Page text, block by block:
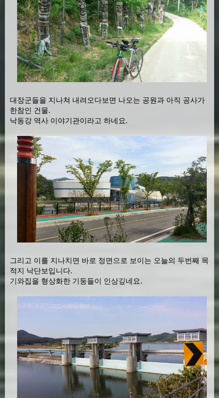
대장군들을 지나쳐 내려오다보면 나오는 공원과 아직 공사가
한참인 건물.
낙동강 역사 이야기관이라고 하네요.
그리고 이를 지나치면 바로 정면으로 보이는 오늘의 두번째 목
적지 낙단보입니다.
기와집을 형상화한 기둥들이 인상깊네요.